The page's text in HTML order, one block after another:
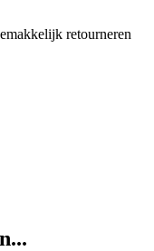
retourneren